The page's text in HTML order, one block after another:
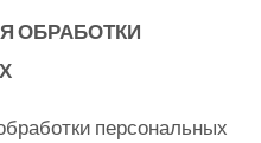
ОБРАБОТКИ
персональных